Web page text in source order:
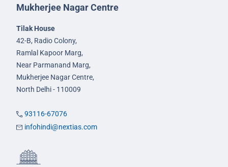
Mukherjee Nagar Centre
Tilak House
42-B, Radio Colony,
Ramlal Kapoor Marg,
Near Parmanand Marg,
Mukherjee Nagar Centre,
North Delhi - 110009
93116-67076
infohindi@nextias.com